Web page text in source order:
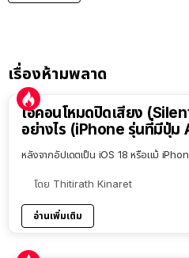
เรื่องห้ามพลาด
ไอคอนโหมดปิดเสียง
อย่างไร (iPhone รุ่นที่มีปุ่ม
หลังจากอัปเดตเป็น iOS 18 หรือแม้
โดย Thitirath Kinaret
อ่านเพิ่มเติม